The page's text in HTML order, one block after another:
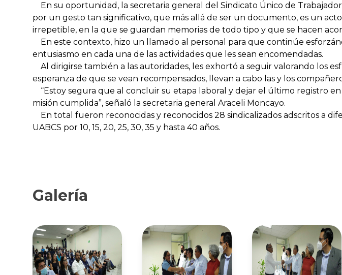
En su oportunidad, la secretaria general del Sindicato Único de
por un gesto tan significativo, que más allá de ser un documento, es un
irrepetible, en la que se guardan memorias de todo tipo y que se hacen
En este contexto, hizo un llamado al personal para que continúe
entusiasmo en cada una de las actividades que les sean encomendadas.
Al dirigirse también a las autoridades, les exhortó a seguir valorando los
esperanza de que se vean recompensados, llevan a cabo las y los
“Estoy segura que al concluir su etapa laboral y dejar el último registro
misión cumplida”, señaló la secretaria general Araceli Moncayo.
En total fueron reconocidas y reconocidos 28 sindicalizados adscritos a
UABCS por 10, 15, 20, 25, 30, 35 y hasta 40 años.
Galería